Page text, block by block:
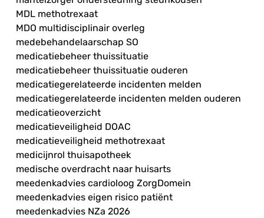
MDL methotrexaat
MDO multidisciplinair overleg
medebehandelaarschap SO
medicatiebeheer thuissituatie
medicatiebeheer thuissituatie ouderen
medicatiegerelateerde incidenten melden
medicatiegerelateerde incidenten melden ouderen
medicatieoverzicht
medicatieveiligheid DOAC
medicatieveiligheid methotrexaat
medicijnrol thuisapotheek
medische overdracht naar huisarts
meedenkadvies cardioloog ZorgDomein
meedenkadvies eigen risico patiënt
meedenkadvies NZa 2026